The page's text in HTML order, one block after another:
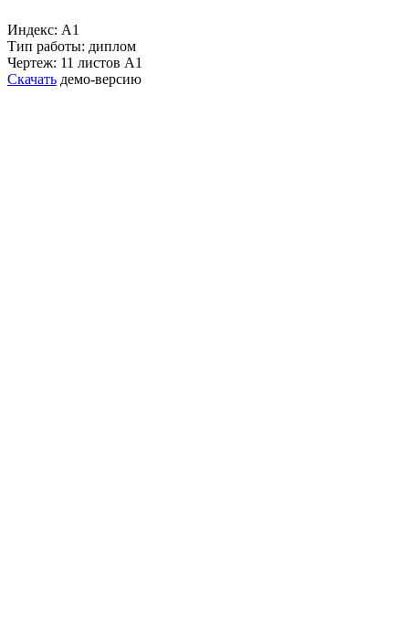
Индекс: А1
Тип работы: диплом
Чертеж: 11 листов А1
Скачать демо-версию